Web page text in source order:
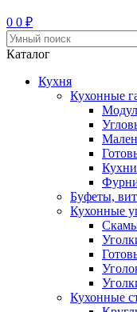
0 0 ₽
Каталог
Кухня
Кухонные
Буфеты,
Кухонные
Кухонные